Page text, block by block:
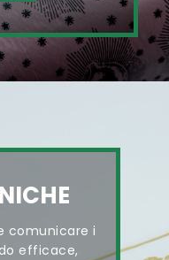
comunicare i
efficace,